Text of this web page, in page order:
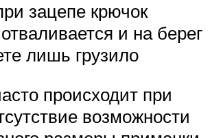
зацепе крючок
и на берег
лишь грузило
происходит при
возможности